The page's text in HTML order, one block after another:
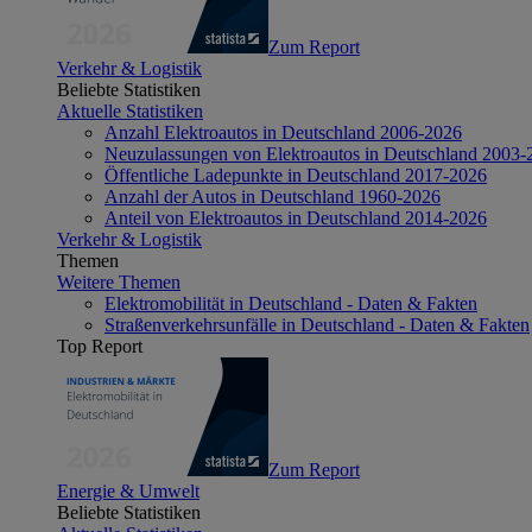
Zum Report
Verkehr & Logistik
Beliebte Statistiken
Aktuelle Statistiken
Anzahl Elektroautos in Deutschland 2006-2026
Neuzulassungen von Elektroautos in Deutschland 2003-
Öffentliche Ladepunkte in Deutschland 2017-2026
Anzahl der Autos in Deutschland 1960-2026
Anteil von Elektroautos in Deutschland 2014-2026
Verkehr & Logistik
Themen
Weitere Themen
Elektromobilität in Deutschland - Daten & Fakten
Straßenverkehrsunfälle in Deutschland - Daten & Fakten
Top Report
Zum Report
Energie & Umwelt
Beliebte Statistiken